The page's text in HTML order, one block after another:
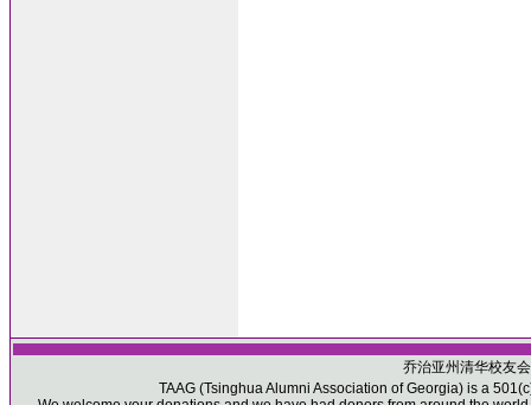
乔治亚州清华校友
TAAG (Tsinghua Alumni Association of Georgia) is a